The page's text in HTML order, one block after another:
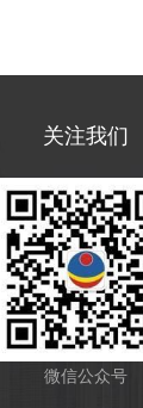
关注我们
微信公众号